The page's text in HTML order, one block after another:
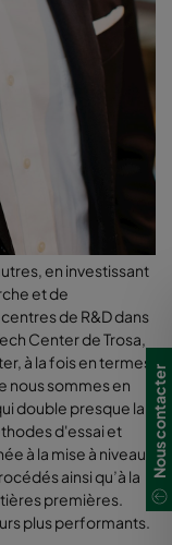
en investissant
et de
de R&D dans
Center de Trosa,
à la fois en termes
nous sommes en
double presque la
d'essai et
à la mise à niveau
ainsi qu’à la
premières.
plus performants.
Nous contacter